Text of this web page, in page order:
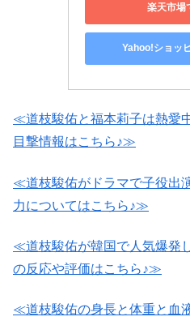
楽天市場
Yahoo!ショッ
≪道枝駿佑と福本莉子は熱愛
目撃情報はこちら♪≫
≪道枝駿佑がドラマで子役出
力についてはこちら♪≫
≪道枝駿佑が韓国で人気爆発
の反応や評価はこちら♪≫
≪道枝駿佑の身長と体重と血